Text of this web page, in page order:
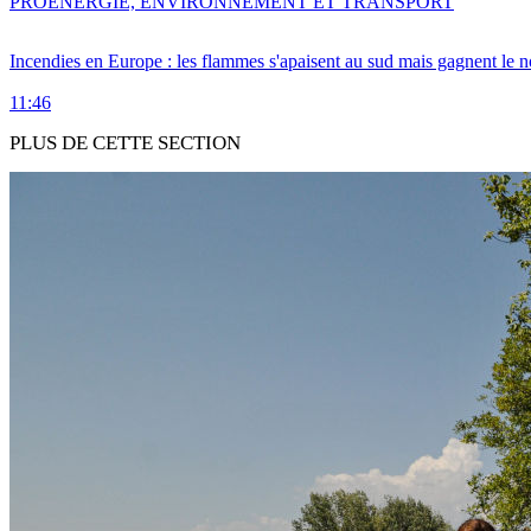
Incendies en Europe : les flammes s'apaisent au sud mais gagnent le
11:46
PLUS DE CETTE SECTION